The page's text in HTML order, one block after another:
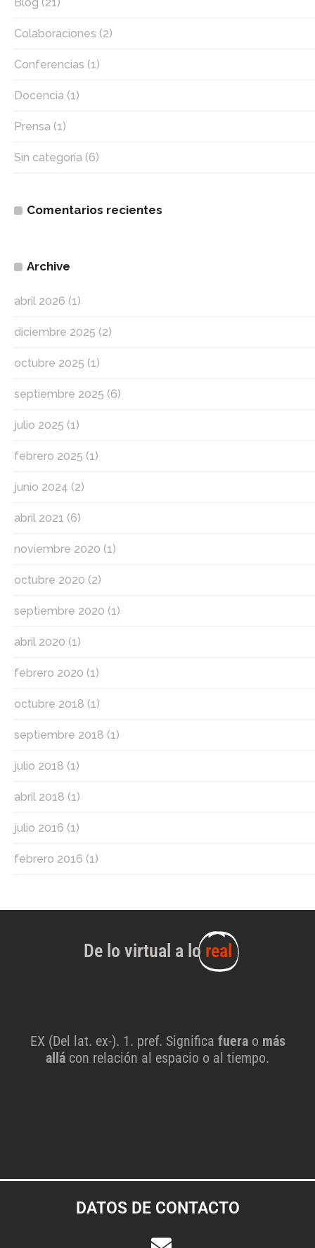
Blog (21)
Colaboraciones (2)
Conferencias (1)
Docencia (1)
Prensa (1)
Sin categoría (6)
Comentarios recientes
Archive
abril 2026 (1)
diciembre 2025 (2)
octubre 2025 (1)
septiembre 2025 (6)
julio 2025 (1)
febrero 2025 (1)
junio 2024 (2)
abril 2021 (6)
noviembre 2020 (1)
octubre 2020 (2)
septiembre 2020 (1)
abril 2020 (1)
febrero 2020 (1)
octubre 2018 (1)
septiembre 2018 (1)
julio 2018 (1)
abril 2018 (1)
julio 2016 (1)
febrero 2016 (1)
De lo virtual a lo real
EX (Del lat. ex-). 1. pref. Significa fuera o más
allá con relación al espacio o al tiempo.
DATOS DE CONTACTO